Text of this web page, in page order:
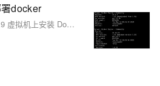
docker
本文介绍了如何在 CentOS 7.9 虚拟机上安装 Docker 社区版 (Docker-ce-20.10.20)。通过使用阿里云镜像源，利用 `wget` 下载并配置 Docker-ce 的 YUM 仓库文件，然后通过 `yum` 命令完成安装。安装后，通过 `systemctl` 设置 Docker 开机自启并启动 Docker 服务。最后，使用 `docker version` 验证安装成功，并展示了客户端与服务器的版本信息。文中还提供了列出所有可用 Docker-ce 版本的命令。